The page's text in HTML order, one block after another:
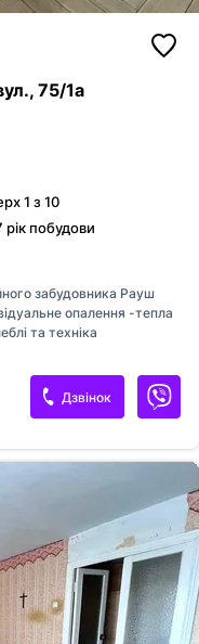
75/1а
1 з 10
рік побудови
забудовника Рауш
опалення -тепла
та техніка
навпіл -ваш затишний
Дзвінок